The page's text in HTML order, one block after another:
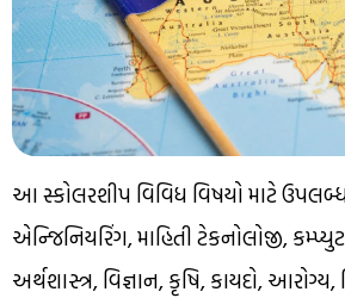
આ સ્કોલરશીપ વિવિધ વિષયો માટે
એન્જિનિયરિંગ, માહિતી ટેકનોલોજી,
અર્થશાસ્ત્ર, વિજ્ઞાન, કૃષિ, કાયદો,